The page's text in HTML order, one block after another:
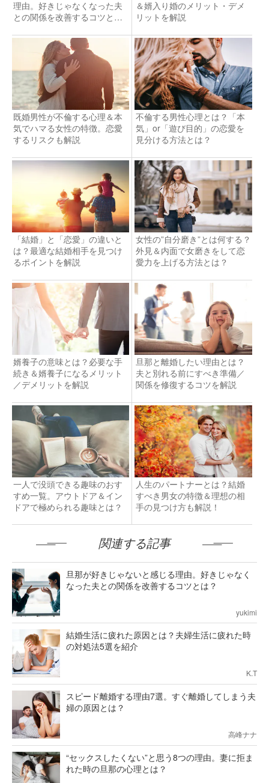
理由。好きじゃなくなった夫
との関係を改善するコツと
＆婿入り婚のメリット・デメ
リットを解説
既婚男性が不倫する心理＆本
気でハマる女性の特徴。恋愛
するリスクも解説
不倫する男性心理とは？「本
気」or「遊び目的」の恋愛を
見分ける方法とは？
「結婚」と「恋愛」の違いと
は？最適な結婚相手を見つけ
るポイントを解説
女性の”自分磨き”とは何する？
外見＆内面で女磨きをして恋
愛力を上げる方法とは？
婿養子の意味とは？必要な手
続き＆婿養子になるメリット
／デメリットを解説
旦那と離婚したい理由とは？
夫と別れる前にすべき準備／
関係を修復するコツを解説
一人で没頭できる趣味のおす
すめ一覧。アウトドア＆イン
ドアで極められる趣味とは？
人生のパートナーとは？結婚
すべき男女の特徴＆理想の相
手の見つけ方も解説！
関連する記事
旦那が好きじゃないと感じる理由。好きじゃなく
なった夫との関係を改善するコツとは？
yukimi
結婚生活に疲れた原因とは？夫婦生活に疲れた時
の対処法5選を紹介
K.T
スピード離婚する理由7選。すぐ離婚してしまう夫
婦の原因とは？
高峰ナナ
“セックスしたくない”と思う8つの理由。妻に拒ま
れた時の旦那の心理とは？